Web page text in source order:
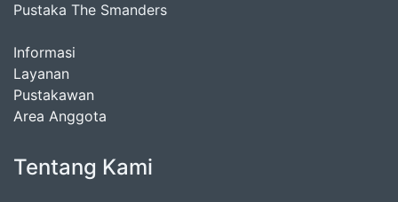
Pustaka The Smanders
Informasi
Layanan
Pustakawan
Area Anggota
Tentang Kami